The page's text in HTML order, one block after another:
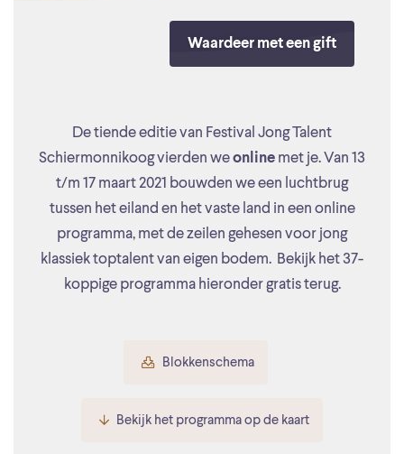
Waardeer met een gift
De tiende editie van Festival Jong Talent
Schiermonnikoog vierden weonline met je. Van 13
t/m 17 maart 2021 bouwden we een luchtbrug
tussen het eiland en het vaste land in een online
programma, met de zeilen gehesen voor jong
klassiek toptalent van eigen bodem. Bekijk het 37-
koppige programma hieronder gratis terug.
Blokkenschema
Bekijk het programma op de kaart